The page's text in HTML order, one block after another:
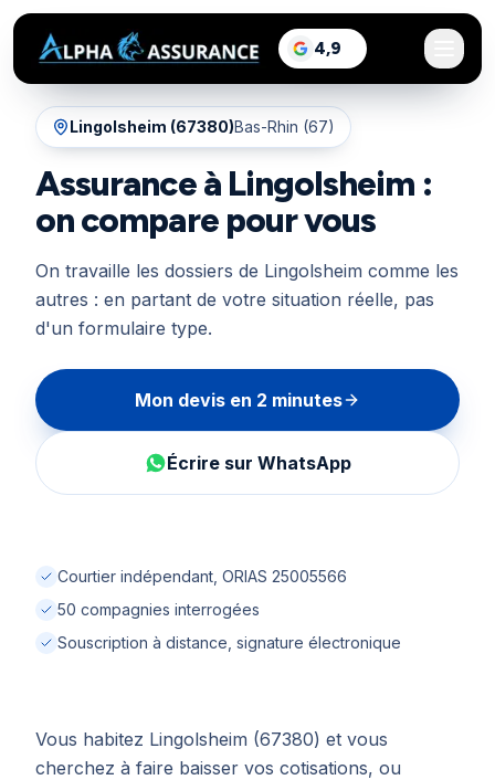
4,9
sur Google, voir les
Lingolsheim (67380)Bas-Rhin (67)
Assurance à Lingolsheim :
on compare pour vous
On travaille les dossiers de Lingolsheim comme les
autres : en partant de votre situation réelle, pas
d'un formulaire type.
Mon devis en 2 minutes
Écrire sur WhatsApp
Courtier indépendant, ORIAS 25005566
50 compagnies interrogées
Souscription à distance, signature électronique
Vous habitez Lingolsheim (67380) et vous
cherchez à faire baisser vos cotisations, ou